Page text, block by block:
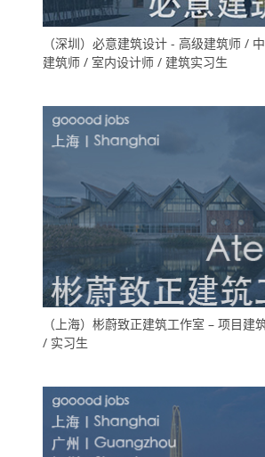
（深圳）必意建筑设计 - 高级建筑师 /
建筑师 / 室内设计师 / 建筑实习生
（上海）彬蔚致正建筑工作室 – 项目建
/ 实习生